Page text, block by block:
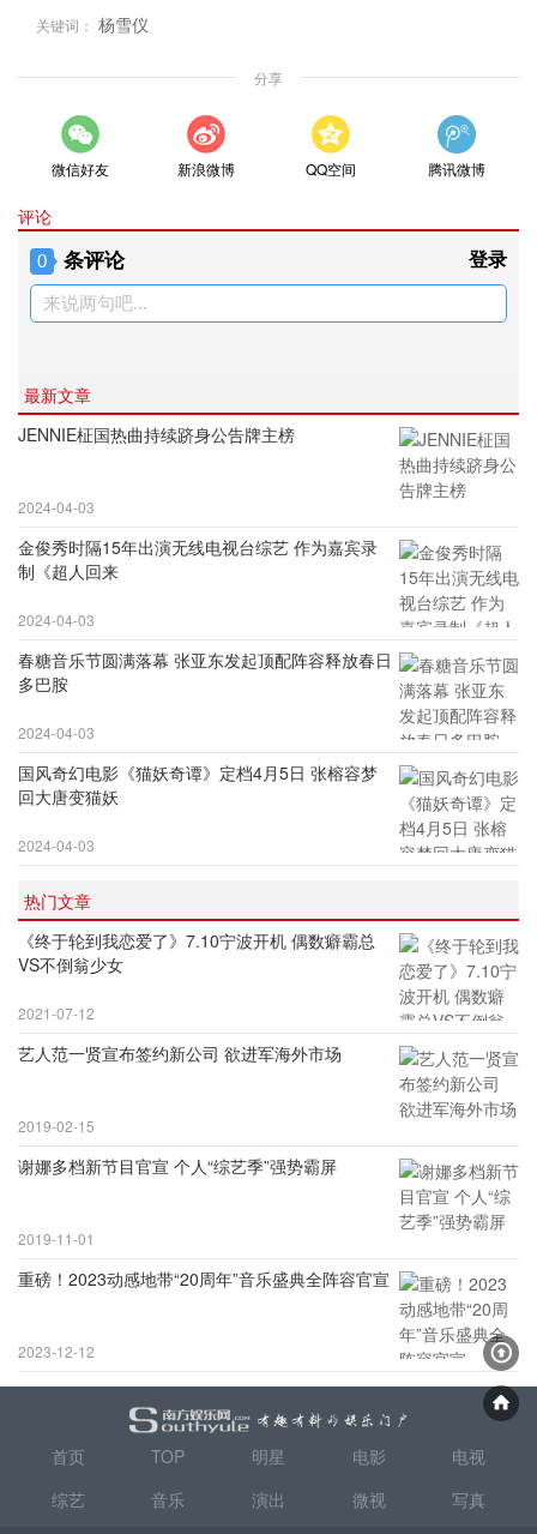
关键词： 杨雪仪
分享
微信好友 新浪微博 QQ空间 腾讯微博
评论
0 条评论 登录
来说两句吧...
最新文章
JENNIE柾国热曲持续跻身公告牌主榜
2024-04-03
金俊秀时隔15年出演无线电视台综艺 作为嘉宾录
制《超人回来
2024-04-03
春糖音乐节圆满落幕 张亚东发起顶配阵容释放春日
多巴胺
2024-04-03
国风奇幻电影《猫妖奇谭》定档4月5日 张榕容梦
回大唐变猫妖
2024-04-03
热门文章
《终于轮到我恋爱了》7.10宁波开机 偶数癖霸总
VS不倒翁少女
2021-07-12
艺人范一贤宣布签约新公司 欲进军海外市场
2019-02-15
谢娜多档新节目官宣 个人“综艺季”强势霸屏
2019-11-01
重磅！2023动感地带“20周年”音乐盛典全阵容官宣
2023-12-12
首页 TOP 明星 电影
电视
综艺
音乐 演出 微视 写真